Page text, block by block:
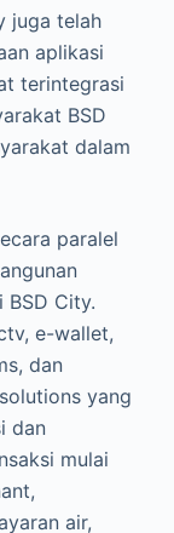
juga telah
aplikasi
terintegrasi
BSD
dalam
paralel
City.
e-wallet,
dan
yang
dan
mulai
air,